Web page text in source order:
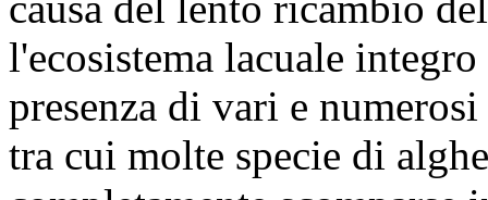
l'ecosistema lacuale
presenza di vari e
tra cui molte specie di